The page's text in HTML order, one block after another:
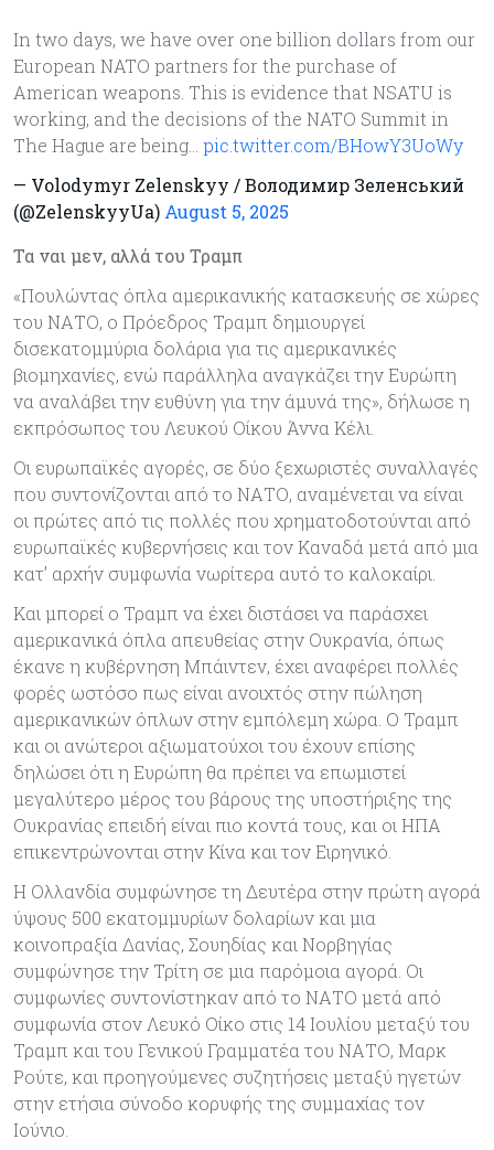
In two days, we have over one billion dollars from our
European NATO partners for the purchase of
American weapons. This is evidence that NSATU is
working, and the decisions of the NATO Summit in
The Hague are being… pic.twitter.com/BHowY3UoWy
— Volodymyr Zelenskyy / Володимир Зеленський
(@ZelenskyyUa) August 5, 2025
Τα ναι μεν, αλλά του Τραμπ
«Πουλώντας όπλα αμερικανικής κατασκευής σε χώρες
του ΝΑΤΟ, ο Πρόεδρος Τραμπ δημιουργεί
δισεκατομμύρια δολάρια για τις αμερικανικές
βιομηχανίες, ενώ παράλληλα αναγκάζει την Ευρώπη
να αναλάβει την ευθύνη για την άμυνά της», δήλωσε η
εκπρόσωπος του Λευκού Οίκου Άννα Κέλι.
Οι ευρωπαϊκές αγορές, σε δύο ξεχωριστές συναλλαγές
που συντονίζονται από το ΝΑΤΟ, αναμένεται να είναι
οι πρώτες από τις πολλές που χρηματοδοτούνται από
ευρωπαϊκές κυβερνήσεις και τον Καναδά μετά από μια
κατ’ αρχήν συμφωνία νωρίτερα αυτό το καλοκαίρι.
Και μπορεί ο Τραμπ να έχει διστάσει να παράσχει
αμερικανικά όπλα απευθείας στην Ουκρανία, όπως
έκανε η κυβέρνηση Μπάιντεν, έχει αναφέρει πολλές
φορές ωστόσο πως είναι ανοιχτός στην πώληση
αμερικανικών όπλων στην εμπόλεμη χώρα. Ο Τραμπ
και οι ανώτεροι αξιωματούχοι του έχουν επίσης
δηλώσει ότι η Ευρώπη θα πρέπει να επωμιστεί
μεγαλύτερο μέρος του βάρους της υποστήριξης της
Ουκρανίας επειδή είναι πιο κοντά τους, και οι ΗΠΑ
επικεντρώνονται στην Κίνα και τον Ειρηνικό.
Η Ολλανδία συμφώνησε τη Δευτέρα στην πρώτη αγορά
ύψους 500 εκατομμυρίων δολαρίων και μια
κοινοπραξία Δανίας, Σουηδίας και Νορβηγίας
συμφώνησε την Τρίτη σε μια παρόμοια αγορά. Οι
συμφωνίες συντονίστηκαν από το ΝΑΤΟ μετά από
συμφωνία στον Λευκό Οίκο στις 14 Ιουλίου μεταξύ του
Τραμπ και του Γενικού Γραμματέα του ΝΑΤΟ, Μαρκ
Ρούτε, και προηγούμενες συζητήσεις μεταξύ ηγετών
στην ετήσια σύνοδο κορυφής της συμμαχίας τον
Ιούνιο.